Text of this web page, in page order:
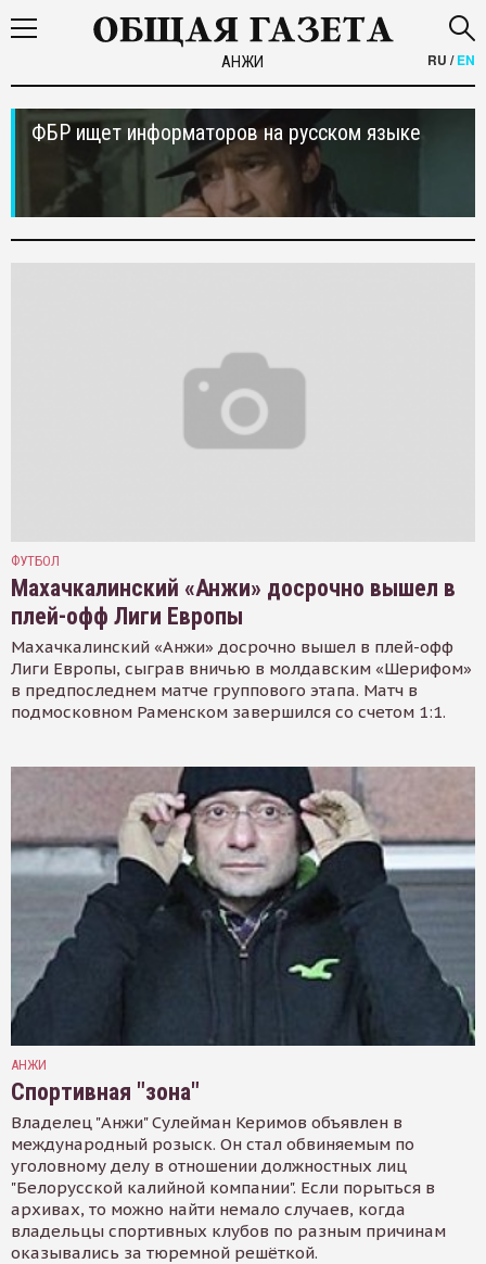
АНЖИ RU /EN
ФБР ищет информаторов на русском языке
ФУТБОЛ
Махачкалинский «Анжи» досрочно вышел в
плей-офф Лиги Европы
Махачкалинский «Анжи» досрочно вышел в плей-офф
Лиги Европы, сыграв вничью в молдавским «Шерифом»
в предпоследнем матче группового этапа. Матч в
подмосковном Раменском завершился со счетом 1:1.
АНЖИ
Спортивная "зона"
Владелец "Анжи" Сулейман Керимов объявлен в
международный розыск. Он стал обвиняемым по
уголовному делу в отношении должностных лиц
"Белорусской калийной компании". Если порыться в
архивах, то можно найти немало случаев, когда
владельцы спортивных клубов по разным причинам
оказывались за тюремной решёткой.